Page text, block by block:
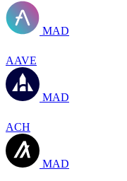
MAD
AAVE
MAD
ACH
MAD